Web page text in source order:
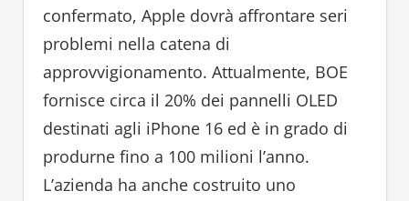
confermato, Apple dovrà affrontare seri
problemi nella catena di
approvvigionamento. Attualmente, BOE
fornisce circa il 20% dei pannelli OLED
destinati agli iPhone 16 ed è in grado di
produrne fino a 100 milioni l’anno.
L’azienda ha anche costruito uno